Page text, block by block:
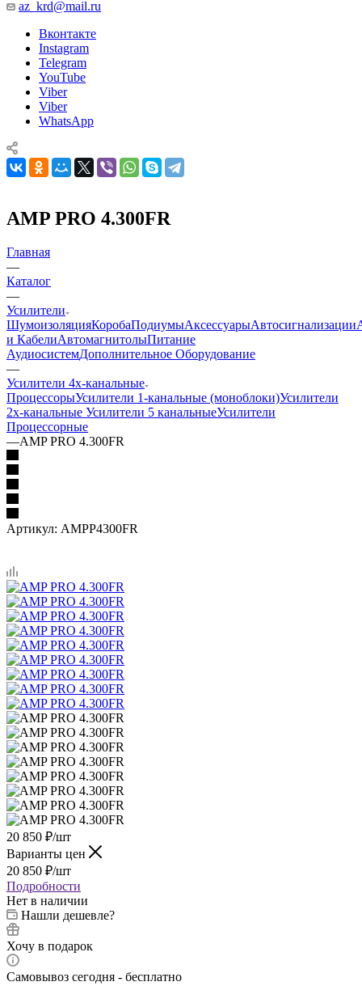
az_krd@mail.ru
Вконтакте
Instagram
Telegram
YouTube
Viber
Viber
WhatsApp
AMP PRO 4.300FR
Главная
—
Каталог
—
Усилители
ШумоизоляцияКоробаПодиумыАксессуарыАвтосигнализации
и КабелиАвтомагнитолыПитание
АудиосистемДополнительное Оборудование
—
Усилители 4х-канальные
ПроцессорыУсилители 1-канальные (моноблоки)Усилители
2х-канальные Усилители 5 канальныеУсилители
Процессорные
—AMP PRO 4.300FR
Артикул: AMPP4300FR
20 850 ₽/шт
Варианты цен
20 850 ₽/шт
Подробности
Нет в наличии
Нашли дешевле?
Хочу в подарок
Самовывоз сегодня - бесплатно